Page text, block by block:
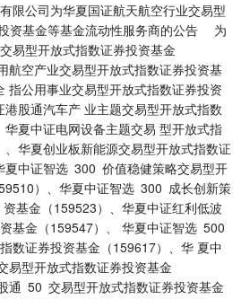
限公司为华夏国证航天航空行业交易型
金等基金流动性服务商的公告 为
易型开放式指数证券投资基金
航空产业交易型开放式指数证券投资基
指公用事业交易型开放式指数证券投资
股通汽车产 业主题交易型开放式指数
夏中证电网设备主题交易 型开放式指
华夏创业板新能源交易型开放式指数证
夏中证智选 300 价值稳健策略交易型开
）、华夏中证智选 300 成长创新策
基金（159523）、华夏中证红利低波
基金（159547）、 华夏中证智选 500
数证券投资基金（159617）、华 夏中
型开放式指数证券投资基金
通 50 交易型开放式指数证券投资基金